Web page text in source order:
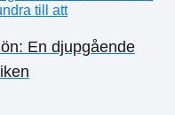
En djupgående